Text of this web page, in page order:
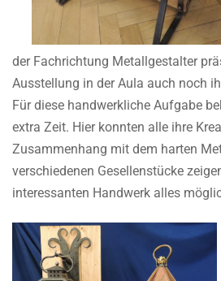
der Fachrichtung Metallgestalter
Ausstellung in der Aula auch noch
Für diese handwerkliche Aufgabe
extra Zeit. Hier konnten alle ihre
Zusammenhang mit dem harten
verschiedenen Gesellenstücke
interessanten Handwerk alles